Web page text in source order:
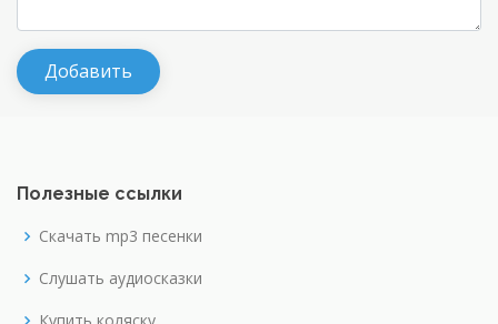
Полезные ссылки
Скачать mp3 песенки
Слушать аудиосказки